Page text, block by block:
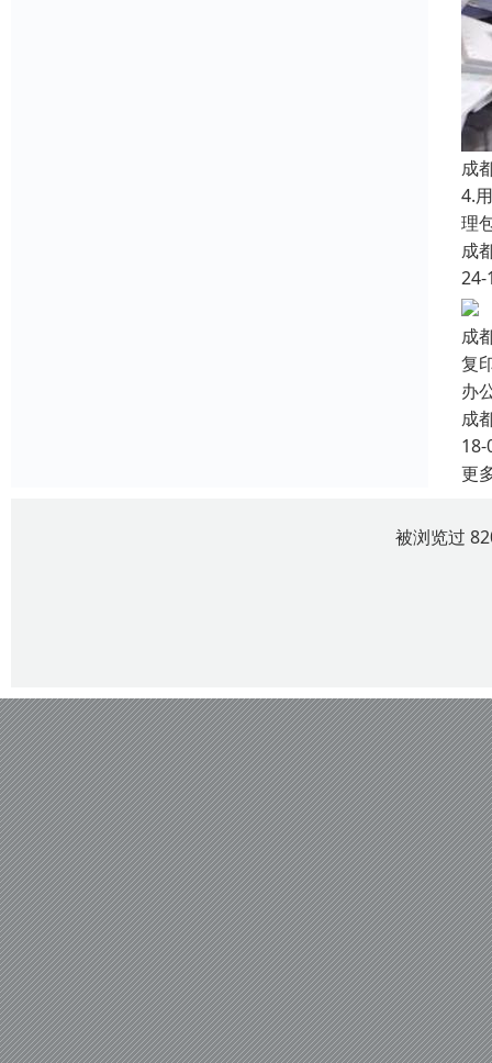
成
4.
理
成
24-
成
复
办
成
18-
更
被浏览过